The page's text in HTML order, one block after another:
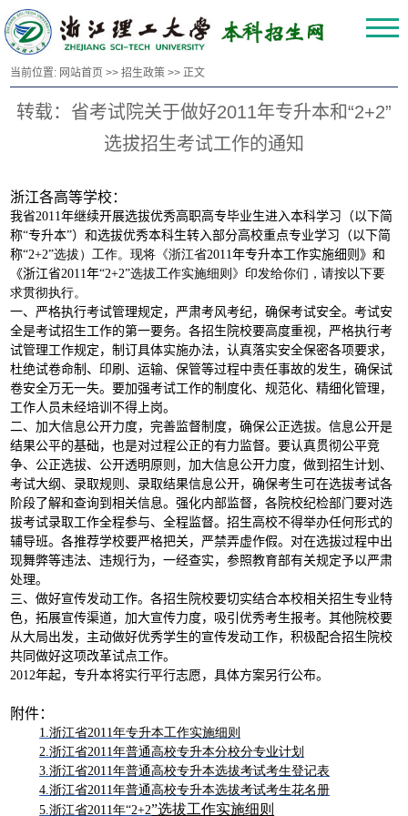
当前位置: 网站首页 >>招生政策 >> 正文
转载：省考试院关于做好2011年专升本和“2+2”
选拔招生考试工作的通知
浙江各高等学校：
我省2011年继续开展选拔优秀高职高专毕业生进入本科学习（以下简
称“专升本”）和选拔优秀本科生转入部分高校重点专业学习（以下简
称“2+2”选拔）工作。现将《浙江省2011年专升本工作实施细则》和
《浙江省2011年“2+2”选拔工作实施细则》印发给你们，请按以下要
求贯彻执行。
一、严格执行考试管理规定，严肃考风考纪，确保考试安全。考试安
全是考试招生工作的第一要务。各招生院校要高度重视，严格执行考
试管理工作规定，制订具体实施办法，认真落实安全保密各项要求，
杜绝试卷命制、印刷、运输、保管等过程中责任事故的发生，确保试
卷安全万无一失。要加强考试工作的制度化、规范化、精细化管理，
工作人员未经培训不得上岗。
二、加大信息公开力度，完善监督制度，确保公正选拔。信息公开是
结果公平的基础，也是对过程公正的有力监督。要认真贯彻公平竞
争、公正选拔、公开透明原则，加大信息公开力度，做到招生计划、
考试大纲、录取规则、录取结果信息公开，确保考生可在选拔考试各
阶段了解和查询到相关信息。强化内部监督，各院校纪检部门要对选
拔考试录取工作全程参与、全程监督。招生高校不得举办任何形式的
辅导班。各推荐学校要严格把关，严禁弄虚作假。对在选拔过程中出
现舞弊等违法、违规行为，一经查实，参照教育部有关规定予以严肃
处理。
三、做好宣传发动工作。各招生院校要切实结合本校相关招生专业特
色，拓展宣传渠道，加大宣传力度，吸引优秀考生报考。其他院校要
从大局出发，主动做好优秀学生的宣传发动工作，积极配合招生院校
共同做好这项改革试点工作。
2012年起，专升本将实行平行志愿，具体方案另行公布。
附件：
1.浙江省2011年专升本工作实施细则
2.浙江省2011年普通高校专升本分校分专业计划
3.浙江省2011年普通高校专升本选拔考试考生登记表
4.浙江省2011年普通高校专升本选拔考试考生花名册
5.浙江省2011年“2+2”选拔工作实施细则